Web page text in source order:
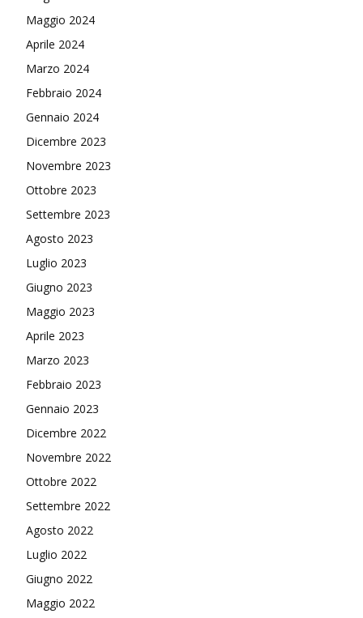
Maggio 2024
Aprile 2024
Marzo 2024
Febbraio 2024
Gennaio 2024
Dicembre 2023
Novembre 2023
Ottobre 2023
Settembre 2023
Agosto 2023
Luglio 2023
Giugno 2023
Maggio 2023
Aprile 2023
Marzo 2023
Febbraio 2023
Gennaio 2023
Dicembre 2022
Novembre 2022
Ottobre 2022
Settembre 2022
Agosto 2022
Luglio 2022
Giugno 2022
Maggio 2022